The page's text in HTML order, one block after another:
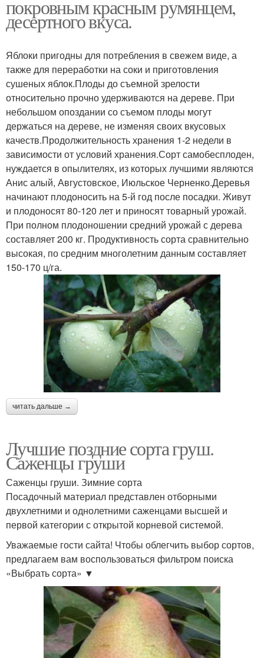
покровным красным румянцем,
десертного вкуса.
Яблоки пригодны для потребления в свежем виде, а
также для переработки на соки и приготовления
сушеных яблок.Плоды до съемной зрелости
относительно прочно удерживаются на дереве. При
небольшом опоздании со съемом плоды могут
держаться на дереве, не изменяя своих вкусовых
качеств.Продолжительность хранения 1-2 недели в
зависимости от условий хранения.Сорт самобесплоден,
нуждается в опылителях, из которых лучшими являются
Анис алый, Августовское, Июльское Черненко.Деревья
начинают плодоносить на 5-й год после посадки. Живут
и плодоносят 80-120 лет и приносят товарный урожай.
При полном плодоношении средний урожай с дерева
составляет 200 кг. Продуктивность сорта сравнительно
высокая, по средним многолетним данным составляет
150-170 ц/га.
читать дальше →
Лучшие поздние сорта груш.
Саженцы груши
Саженцы груши. Зимние сорта
Посадочный материал представлен отборными
двухлетними и однолетними саженцами высшей и
первой категории с открытой корневой системой.
Уважаемые гости сайта! Чтобы облегчить выбор сортов,
предлагаем вам воспользоваться фильтром поиска
«Выбрать сорта» ▼